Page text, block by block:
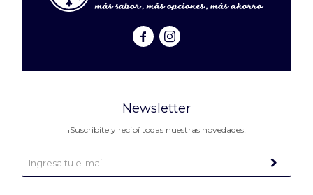
 
Newsletter
¡Suscribite y recibí todas nuestras novedades!